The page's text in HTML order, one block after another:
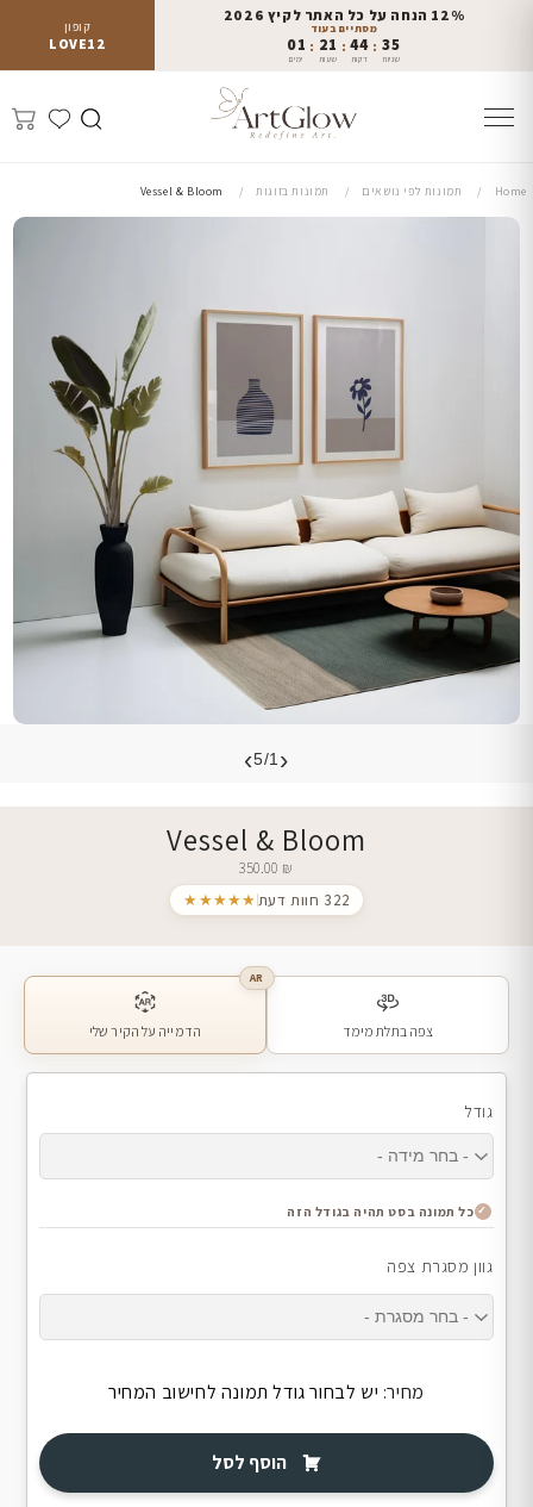
קופון
LOVE12
12% הנחה על כל האתר לקיץ 2026
מסתיים בעוד
01
ימים
: 21
שעות
: 44
דקות
: 33
שניות
Home תמונות לפי נושאים תמונות בזוגות Vessel & Bloom
‹
5/1
›
Vessel & Bloom
350.00 ₪
★★★★★
322 חוות דעת
צפה בתלת מימד
AR
הדמייה על הקיר שלי
גודל
כל תמונה בסט תהיה בגודל הזה
גוון מסגרת צפה
מחיר: יש לבחור גודל תמונה לחישוב המחיר
הוסף לסל